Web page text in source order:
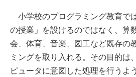
小学校のプログラミング教育で
の授業」を設けるのではなく、算
会、体育、音楽、図工など既存の
ミングを取り入れる。その目的は
ピュータに意図した処理を行うよ